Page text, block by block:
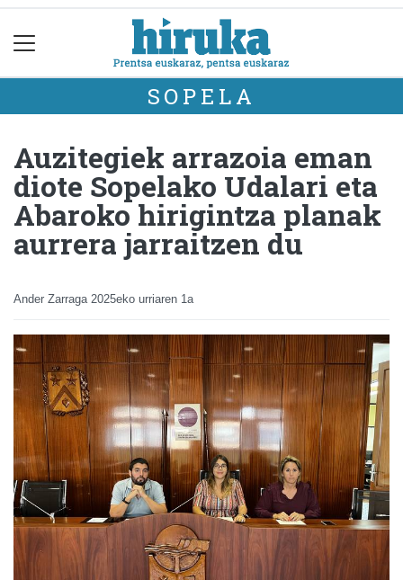
SOPELA
Auzitegiek arrazoia eman
diote Sopelako Udalari eta
Abaroko hirigintza planak
aurrera jarraitzen du
Ander Zarraga 2025eko urriaren 1a